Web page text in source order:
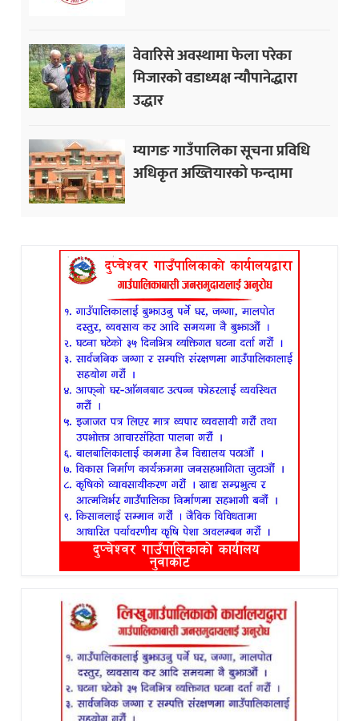
वेवारिसे अवस्थामा फेला परेका
मिजारको वडाध्यक्ष न्यौपानेद्धारा
उद्धार
म्यागङ गाउँपालिका सूचना प्रविधि
अधिकृत अख्तियारको फन्दामा